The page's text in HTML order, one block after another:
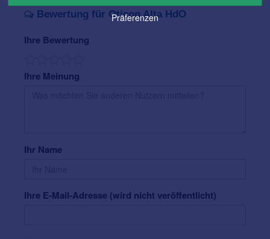
Bewertung für Oticon Alta HdO
Ihre Bewertung
Ihre Meinung
Ihr Name
Ihre E-Mail-Adresse (wird nicht veröffentlicht)
Präferenzen